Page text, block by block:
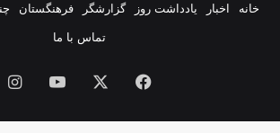
خانه
اخبار یادداشت روز گزارشگر فرهنگستان
تماس با ما
فیس
بوک
یوتیوب